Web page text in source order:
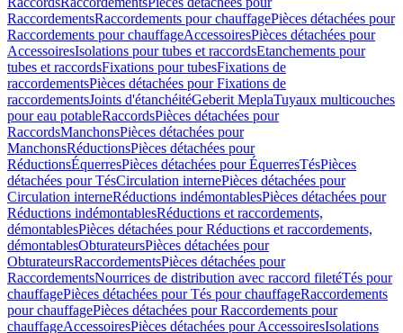
RaccordementsRaccordements pour chauffagePièces détachées pour
Raccordements pour chauffageAccessoiresPièces détachées pour
AccessoiresIsolations pour tubes et raccordsEtanchements pour
tubes et raccordsFixations pour tubesFixations de
raccordementsPièces détachées pour Fixations de
raccordementsJoints d'étanchéitéGeberit MeplaTuyaux multicouches
pour eau potableRaccordsPièces détachées pour
RaccordsManchonsPièces détachées pour
ManchonsRéductionsPièces détachées pour
RéductionsÉquerresPièces détachées pour ÉquerresTésPièces
détachées pour TésCirculation internePièces détachées pour
Circulation interneRéductions indémontablesPièces détachées pour
Réductions indémontablesRéductions et raccordements,
démontablesPièces détachées pour Réductions et raccordements,
démontablesObturateursPièces détachées pour
ObturateursRaccordementsPièces détachées pour
RaccordementsNourrices de distribution avec raccord filetéTés pour
chauffagePièces détachées pour Tés pour chauffageRaccordements
pour chauffagePièces détachées pour Raccordements pour
chauffageAccessoiresPièces détachées pour AccessoiresIsolations